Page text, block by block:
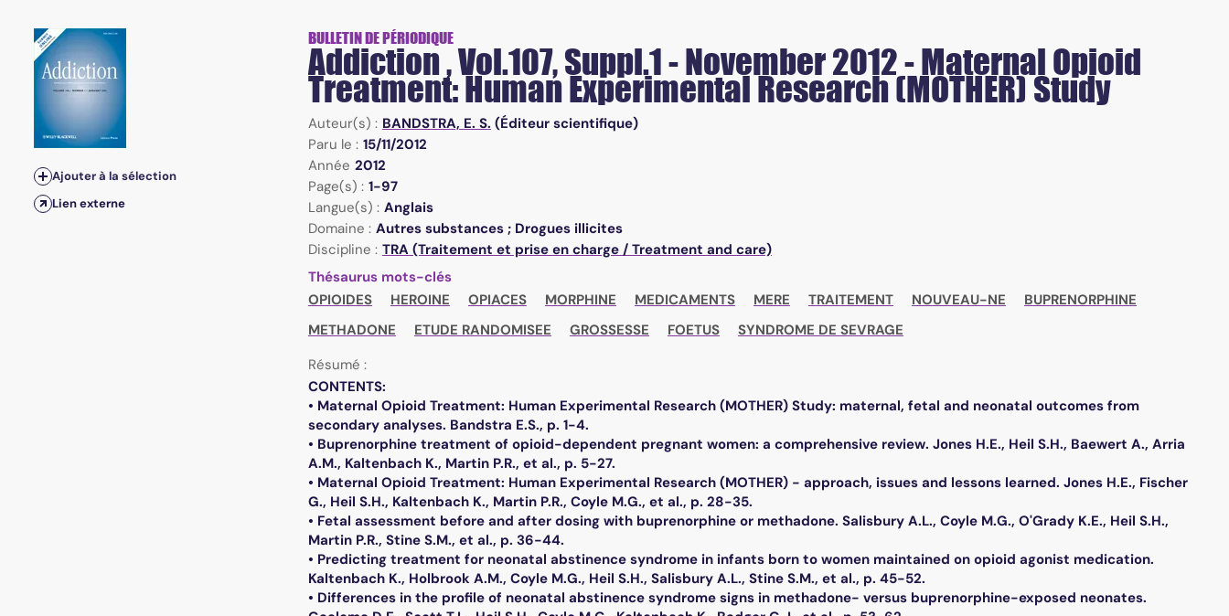
Vol.107, Suppl.1 - November 2012 - Maternal Opioid Treatment: Human Experimental Research (MOTHER) Study
Ajouter à la sélection
Lien externe
BULLETIN DE PÉRIODIQUE
Addiction , Vol.107, Suppl.1 - November 2012 - Maternal Opioid
Treatment: Human Experimental Research (MOTHER) Study
Auteur(s) : BANDSTRA, E. S. (Éditeur scientifique)
Paru le : 15/11/2012
Année 2012
Page(s) : 1-97
Langue(s) : Anglais
Domaine : Autres substances ; Drogues illicites
Discipline : TRA (Traitement et prise en charge / Treatment and care)
Thésaurus mots-clés
OPIOIDES
HEROINE OPIACES MORPHINE MEDICAMENTS MERE TRAITEMENT NOUVEAU-NE
BUPRENORPHINE
METHADONE
ETUDE RANDOMISEE GROSSESSE FOETUS
SYNDROME DE SEVRAGE
Résumé :
CONTENTS:
• Maternal Opioid Treatment: Human Experimental Research (MOTHER) Study: maternal, fetal and neonatal outcomes from
secondary analyses. Bandstra E.S., p. 1-4.
• Buprenorphine treatment of opioid-dependent pregnant women: a comprehensive review. Jones H.E., Heil S.H., Baewert A., Arria
A.M., Kaltenbach K., Martin P.R., et al., p. 5-27.
• Maternal Opioid Treatment: Human Experimental Research (MOTHER) - approach, issues and lessons learned. Jones H.E., Fischer
G., Heil S.H., Kaltenbach K., Martin P.R., Coyle M.G., et al., p. 28-35.
• Fetal assessment before and after dosing with buprenorphine or methadone. Salisbury A.L., Coyle M.G., O'Grady K.E., Heil S.H.,
Martin P.R., Stine S.M., et al., p. 36-44.
• Predicting treatment for neonatal abstinence syndrome in infants born to women maintained on opioid agonist medication.
Kaltenbach K., Holbrook A.M., Coyle M.G., Heil S.H., Salisbury A.L., Stine S.M., et al., p. 45-52.
• Differences in the profile of neonatal abstinence syndrome signs in methadone- versus buprenorphine-exposed neonates.